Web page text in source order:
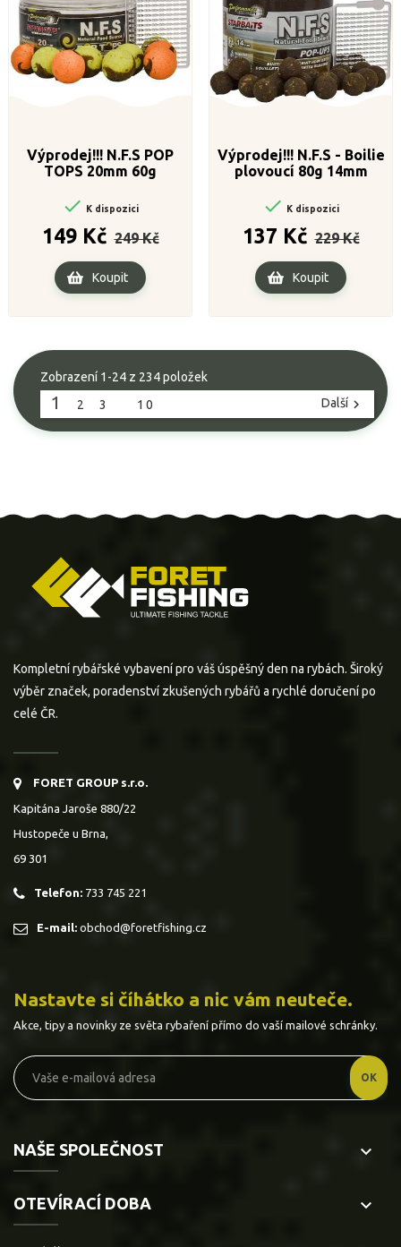
Výprodej!!! N.F.S POP
TOPS 20mm 60g
 K dispozici
149 Kč cena
249 Kč
Cena
Koupit
Výprodej!!! N.F.S - Boilie
plovoucí 80g 14mm
 K dispozici
137 Kč cena
229 Kč
Cena
Koupit
Zobrazení 1-24 z 234 položek
1 2 3 10 Další 
Kompletní rybářské vybavení pro váš úspěšný den na rybách. Široký
výběr značek, poradenství zkušených rybářů a rychlé doručení po
celé ČR.
FORET GROUP s.r.o.
Kapitána Jaroše 880/22
Hustopeče u Brna,
69 301
Telefon: 733 745 221
E-mail: obchod@foretfishing.cz
Nastavte si číhátko a nic vám neuteče.
Akce, tipy a novinky ze světa rybaření přímo do vaší mailové schránky.
NAŠE SPOLEČNOST keyboard_arrow_down
OTEVÍRACÍ DOBA keyboard_arrow_down